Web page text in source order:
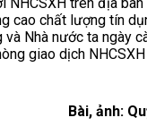
cao chất lượng tín
Nhà nước ta ngày
giao dịch
Bài, ảnh: